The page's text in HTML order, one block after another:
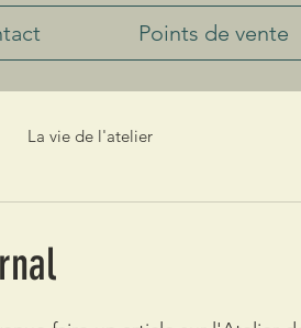
Points de vente
La vie de l'atelier